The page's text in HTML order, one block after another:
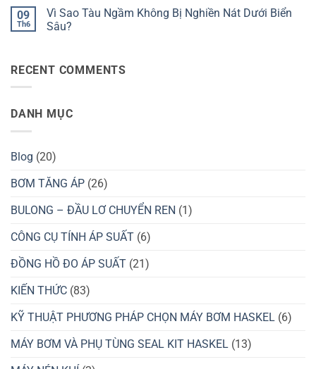
Suất
Cao?
Ống
Hút?
Nồi
Áp
Suất
Nhanh
Hơn?
bình
luận
ở
Vì
Không
Trời?
09
Th6
Vì Sao Tàu Ngầm Không Bị Nghiền Nát Dưới Biển
Sâu?
luận
ở
Ngầm
Không
Nát
Dưới
Sâu?
RECENT COMMENTS
DANH MỤC
Blog (20)
BƠM TĂNG ÁP (26)
BULONG – ĐẦU LƠ CHUYỂN REN (1)
CÔNG CỤ TÍNH ÁP SUẤT (6)
ĐỒNG HỒ ĐO ÁP SUẤT (21)
KIẾN THỨC (83)
KỸ THUẬT PHƯƠNG PHÁP CHỌN MÁY BƠM HASKEL (6)
MÁY BƠM VÀ PHỤ TÙNG SEAL KIT HASKEL (13)